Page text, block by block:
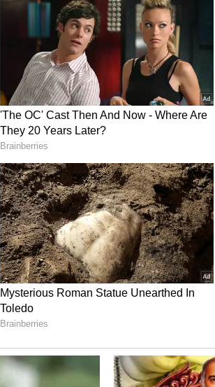
పవన్
తెలుసుకున్న పవన్ కళ్యాణ్, వారి జీవనోపాధికి
సహాయం అందిస్తానని కూడా హామీ ఇచ్చారు.
అభిమానులు పవన్ మానవత్వాన్ని